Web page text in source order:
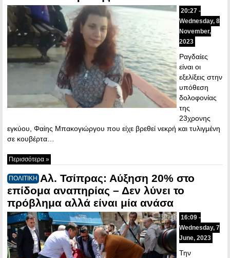
20:27 -
Wednesday, 8
November,
2023
Ραγδαίες
είναι οι
εξελίξεις στην
υπόθεση
δολοφονίας
της
23χρονης
εγκύου, Φαίης Μπακογιώργου που είχε βρεθεί νεκρή και τυλιγμένη
σε κουβέρτα…
Περισσότερα »
ΠΟΛΙΤΙΚΗ Αλ. Τσίπρας: Αύξηση 20% στο
επίδομα αναπηρίας – Δεν λύνει το
πρόβλημα αλλά είναι μία ανάσα
16:09 -
Wednesday, 7
June, 2023
Την